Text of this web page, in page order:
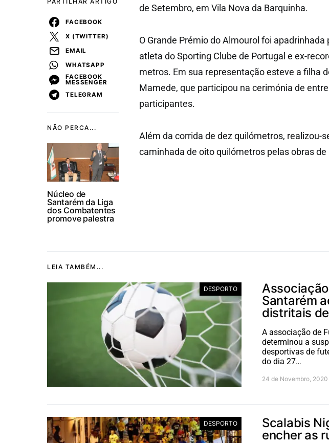
NÃO PERCA...
Núcleo de
Santarém da Liga
dos Combatentes
promove palestra
FACEBOOK
X (TWITTER)
EMAIL
WHATSAPP
FACEBOOK
MESSENGER
TELEGRAM
de Setembro, em Vila Nova da Barquinha.
O Grande Prémio do Almourol foi
atleta do Sporting Clube de Portugal e ex-
metros. Em sua representação esteve a filha
Mamede, que participou na cerimónia de
participantes.
Além da corrida de dez quilómetros, realizou-
caminhada de oito quilómetros pelas obras
LEIA TAMBÉM...
DESPORTO
Santarém
distritais
A associação de
determinou a
desportivas de
do dia 27…
24 de Novembro, 2020
DESPORTO
Scalabis
encher as